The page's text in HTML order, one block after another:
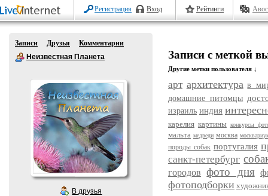
Регистрация Вход Рейтинги
Записи Друзья
Комментарии
Неизвестная Планета
В друзья
Записи с меткой
Другие метки пользователя ↓
арт архитектура в
домашние питомцы
израиль индия
карелия картины конкурсы
мальта медведи москва
породы собак португалия
санкт-петербург
городов фото дня
фотоподборки